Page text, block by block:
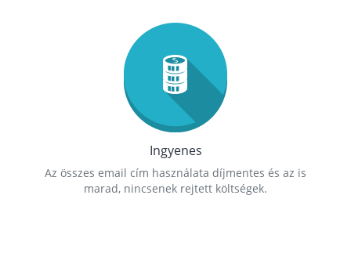
Ingyenes
Az összes email cím használata díjmentes és az is
marad, nincsenek rejtett költségek.